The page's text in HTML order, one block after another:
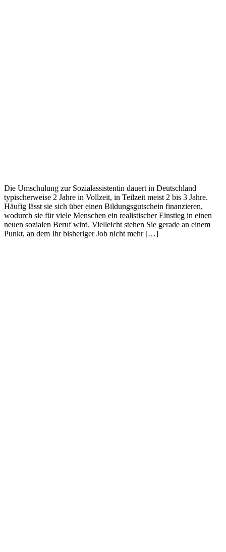
Die Umschulung zur Sozialassistentin dauert in Deutschland
typischerweise 2 Jahre in Vollzeit, in Teilzeit meist 2 bis 3 Jahre.
Häufig lässt sie sich über einen Bildungsgutschein finanzieren,
wodurch sie für viele Menschen ein realistischer Einstieg in einen
neuen sozialen Beruf wird. Vielleicht stehen Sie gerade an einem
Punkt, an dem Ihr bisheriger Job nicht mehr […]